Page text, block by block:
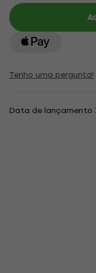
Tenho uma pergunta!
Data de lançamento